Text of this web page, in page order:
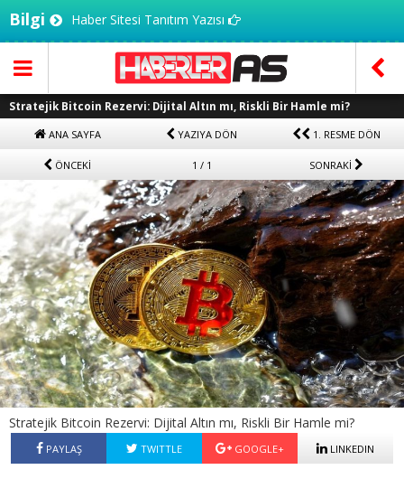
Bilgi Haber Sitesi Tanıtım Yazısı
Stratejik Bitcoin Rezervi: Dijital Altın mı, Riskli Bir Hamle mi?
ANA SAYFA YAZIYA DÖN 1. RESME DÖN
ÖNCEKİ 1 / 1 SONRAKİ
Stratejik Bitcoin Rezervi: Dijital Altın mı, Riskli Bir Hamle mi?
PAYLAŞ TWITTLE GOOGLE+ LINKEDIN